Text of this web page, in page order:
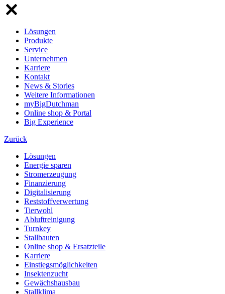
Lösungen
Produkte
Service
Unternehmen
Karriere
Kontakt
News & Stories
Weitere Informationen
myBigDutchman
Online shop & Portal
Big Experience
Zurück
Lösungen
Energie sparen
Stromerzeugung
Finanzierung
Digitalisierung
Reststoffverwertung
Tierwohl
Abluftreinigung
Turnkey
Stallbauten
Online shop & Ersatzteile
Karriere
Einstiegsmöglichkeiten
Insektenzucht
Gewächshausbau
Stallklima